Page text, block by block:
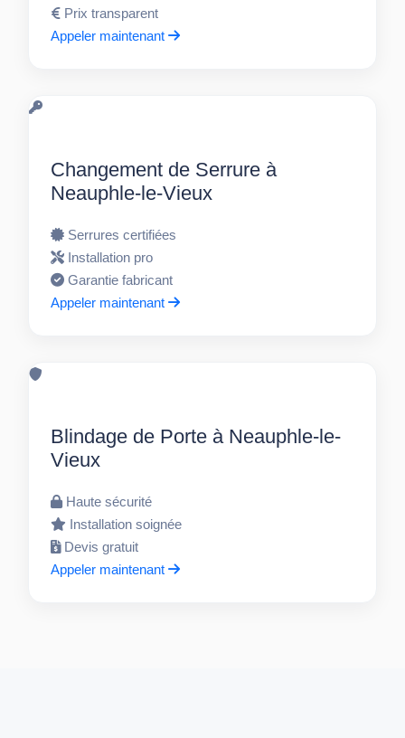
Prix transparent
Appeler maintenant
Changement de Serrure à
Neauphle-le-Vieux
Serrures certifiées
Installation pro
Garantie fabricant
Appeler maintenant
Blindage de Porte à Neauphle-le-
Vieux
Haute sécurité
Installation soignée
Devis gratuit
Appeler maintenant